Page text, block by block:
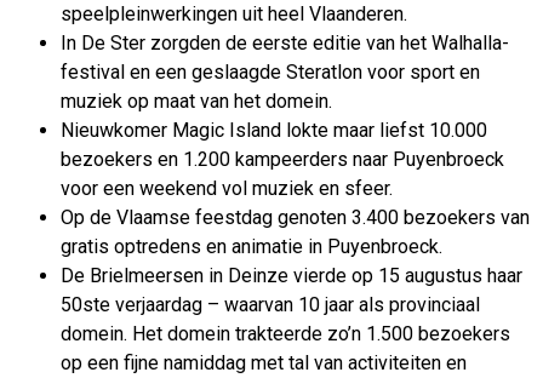
speelpleinwerkingen uit heel Vlaanderen.
In De Ster zorgden de eerste editie van het Walhalla-
festival en een geslaagde Steratlon voor sport en
muziek op maat van het domein.
Nieuwkomer Magic Island lokte maar liefst 10.000
bezoekers en 1.200 kampeerders naar Puyenbroeck
voor een weekend vol muziek en sfeer.
Op de Vlaamse feestdag genoten 3.400 bezoekers van
gratis optredens en animatie in Puyenbroeck.
De Brielmeersen in Deinze vierde op 15 augustus haar
50ste verjaardag – waarvan 10 jaar als provinciaal
domein. Het domein trakteerde zo’n 1.500 bezoekers
op een fijne namiddag met tal van activiteiten en